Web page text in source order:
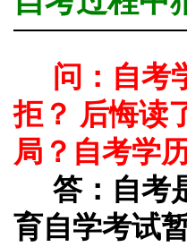
问：自考
拒？ 后悔读
局？自考学
答： 自考
育自学考试